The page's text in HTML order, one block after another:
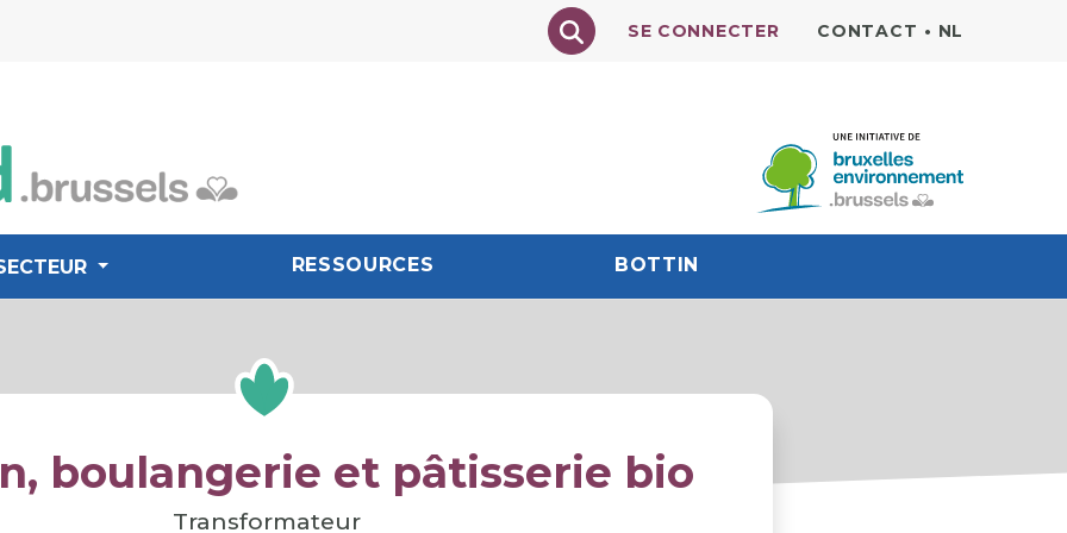
Texte à rechercher
SE CONNECTER CONTACT • NL
RESSOURCES BOTTIN
boulangerie et pâtisserie bio
Transformateur